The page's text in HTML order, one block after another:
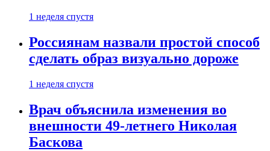
1 неделя спустя
Россиянам назвали простой способ
сделать образ визуально дороже
1 неделя спустя
Врач объяснила изменения во
внешности 49-летнего Николая
Баскова